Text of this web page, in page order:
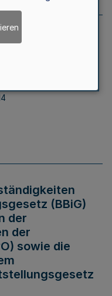
des Landes
-
(BBiG)
der
der
sowie die